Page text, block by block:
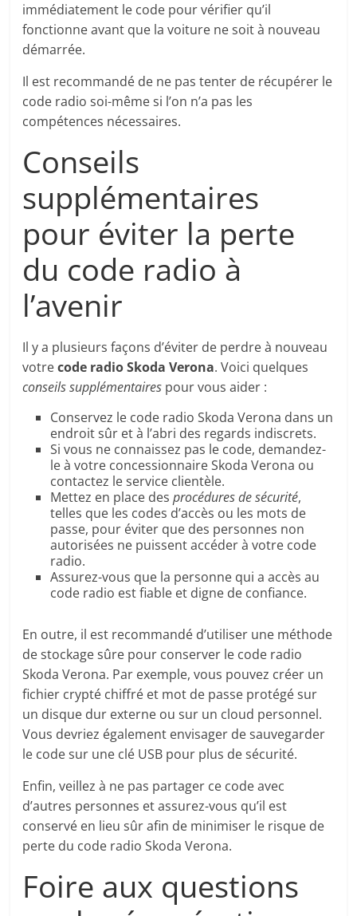
immédiatement le code pour vérifier qu’il
fonctionne avant que la voiture ne soit à nouveau
démarrée.
Il est recommandé de ne pas tenter de récupérer le
code radio soi-même si l’on n’a pas les
compétences nécessaires.
Conseils
supplémentaires
pour éviter la perte
du code radio à
l’avenir
Il y a plusieurs façons d’éviter de perdre à nouveau
votrecode radio Skoda Verona. Voici quelques
conseils supplémentaires pour vous aider :
Conservez le code radio Skoda Verona dans un
endroit sûr et à l’abri des regards indiscrets.
Si vous ne connaissez pas le code, demandez-
le à votre concessionnaire Skoda Verona ou
contactez le service clientèle.
Mettez en place desprocédures de sécurité,
telles que les codes d’accès ou les mots de
passe, pour éviter que des personnes non
autorisées ne puissent accéder à votre code
radio.
Assurez-vous que la personne qui a accès au
code radio est fiable et digne de confiance.
En outre, il est recommandé d’utiliser une méthode
de stockage sûre pour conserver le code radio
Skoda Verona. Par exemple, vous pouvez créer un
fichier crypté chiffré et mot de passe protégé sur
un disque dur externe ou sur un cloud personnel.
Vous devriez également envisager de sauvegarder
le code sur une clé USB pour plus de sécurité.
Enfin, veillez à ne pas partager ce code avec
d’autres personnes et assurez-vous qu’il est
conservé en lieu sûr afin de minimiser le risque de
perte du code radio Skoda Verona.
Foire aux questions